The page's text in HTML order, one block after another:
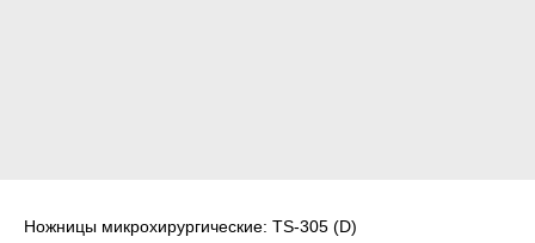
Ножницы микрохирургические: TS-305 (D)